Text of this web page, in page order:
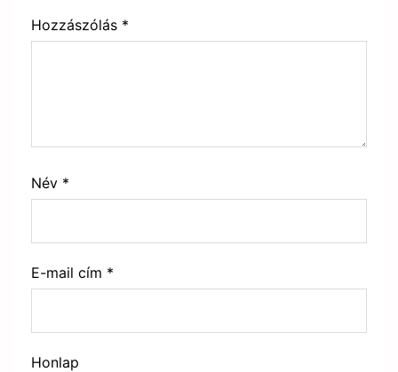
Hozzászólás *
Név *
E-mail cím *
Honlap